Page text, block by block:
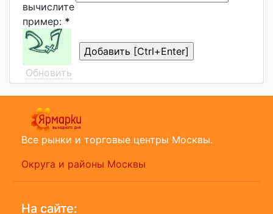
вычислите
пример: *
Обновить
Все рынки и торговые центры Москвы.
Округа и районы Москвы
На сайте: